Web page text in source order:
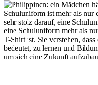
Schuluniform ist mehr als
sehr stolz darauf, eine
eine Schuluniform mehr als
T-Shirt ist. Sie verstehen,
bedeutet, zu lernen und
um sich eine Zukunft